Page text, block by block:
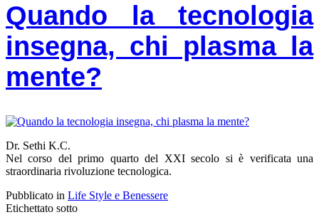
Quando la tecnologia
insegna, chi plasma la
mente?
Dr. Sethi K.C.
Nel corso del primo quarto del XXI secolo si è verificata una
straordinaria rivoluzione tecnologica.
Pubblicato in Life Style e Benessere
Etichettato sotto